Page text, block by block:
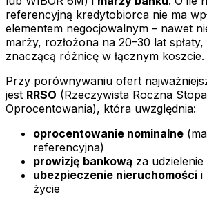
referencyjną kredytobiorca nie ma
elementem negocjowalnym – nawet
marży, rozłożona na 20–30 lat
znaczącą różnicę w łącznym koszcie.
Przy porównywaniu ofert
jest RRSO (Rzeczywista Roczna Stopa
Oprocentowania), która uwzględnia:
oprocentowanie nominalne
referencyjna)
prowizję bankową za
ubezpieczenie nieruchomości i
życie